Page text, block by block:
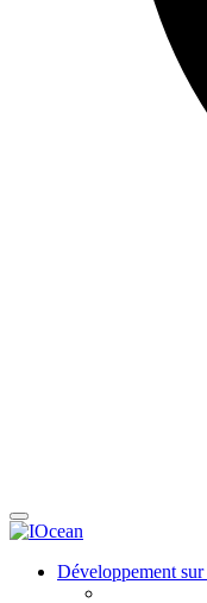
Développement sur